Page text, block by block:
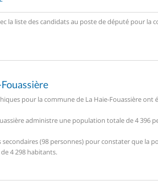
la liste des candidats au poste de député pour la
pour la commune de La Haie-Fouassière ont
administre une population totale de 4 396
secondaires (98 personnes) pour constater que la
4 298 habitants.